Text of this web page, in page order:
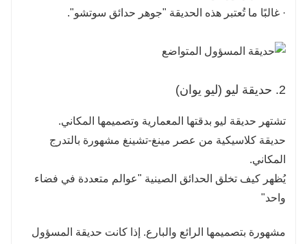
· غالبًا ما تُعتبر هذه الحديقة "جوهر حدائق سوتشو".
2. حديقة ليو (ليو يوان)
تشتهر حديقة ليو بدقتها المعمارية وتصميمها المكاني.
حديقة كلاسيكية من عصر مينغ-تشينغ مشهورة بالتدرج
المكاني.
يُظهر كيف تخلق الحدائق الصينية "عوالم متعددة في فضاء
واحد"
مشهورة بتصميمها الرائع والبارع. إذا كانت حديقة المسؤول